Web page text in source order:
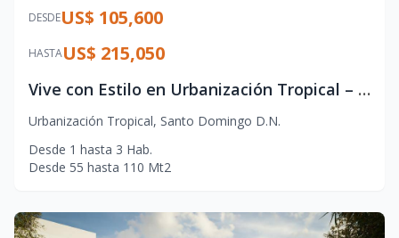
DESDEUS$ 105,600
HASTAUS$ 215,050
Vive con Estilo en Urbanización Tropical – Proyecto Residencial de Alto Nivel
Urbanización Tropical, Santo Domingo D.N.
Desde 1 hasta 3 Hab.
Desde 55 hasta 110 Mt2